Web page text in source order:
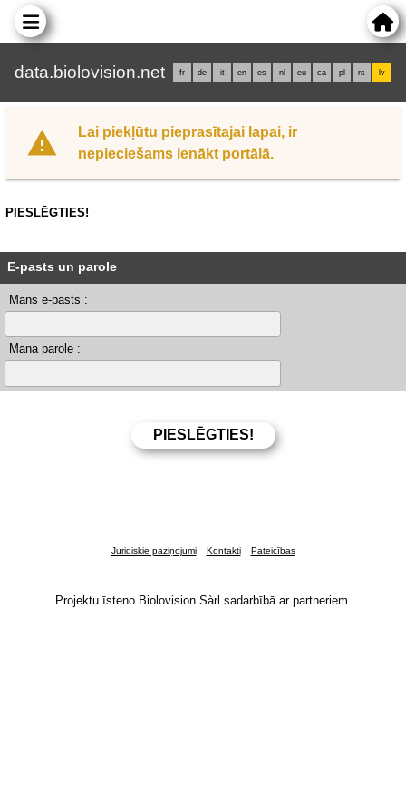
data.biolovision.net fr de it en es nl eu ca pl rs lv
Lai piekļūtu pieprasītajai lapai, ir
nepieciešams ienākt portālā.
PIESLĒGTIES!
E-pasts un parole
Mans e-pasts :
Mana parole :
Juridiskie paziņojumi Kontakti Pateicības
Projektu īsteno Biolovision Sàrl sadarbībā ar partneriem.